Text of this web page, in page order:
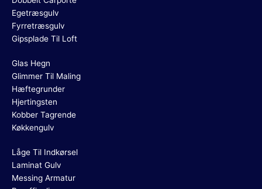
Egetræsgulv
Fyrretræsgulv
Gipsplade Til Loft
Glas Hegn
Glimmer Til Maling
Hæftegrunder
Hjertingsten
Kobber Tagrende
Køkkengulv
Låge Til Indkørsel
Laminat Gulv
Messing Armatur